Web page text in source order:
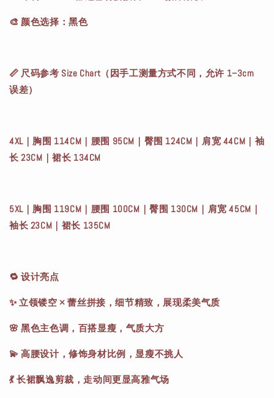
🎨 颜色选择：黑色
📏 尺码参考 Size Chart（因手工测量方式不同，允许 1–3cm
误差）
4XL｜胸围 114CM｜腰围 95CM｜臀围 124CM｜肩宽 44CM｜袖
长 23CM｜裙长 134CM
5XL｜胸围 119CM｜腰围 100CM｜臀围 130CM｜肩宽 45CM｜
袖长 23CM｜裙长 135CM
🔁 设计亮点
✨ 立领镂空 × 蕾丝拼接，细节精致，展现柔美气质
🌸 黑色主色调，百搭显瘦，气质大方
💫 高腰设计，修饰身材比例，显瘦不挑人
💃 长裙飘逸剪裁，走动间更显高雅气场